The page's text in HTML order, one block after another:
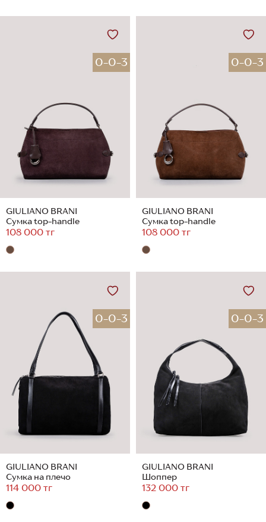
0-0-3
GIULIANO BRANI
Сумка top-handle
108 000 тг
0-0-3
GIULIANO BRANI
Сумка top-handle
108 000 тг
0-0-3
GIULIANO BRANI
Сумка на плечо
114 000 тг
0-0-3
GIULIANO BRANI
Шоппер
132 000 тг